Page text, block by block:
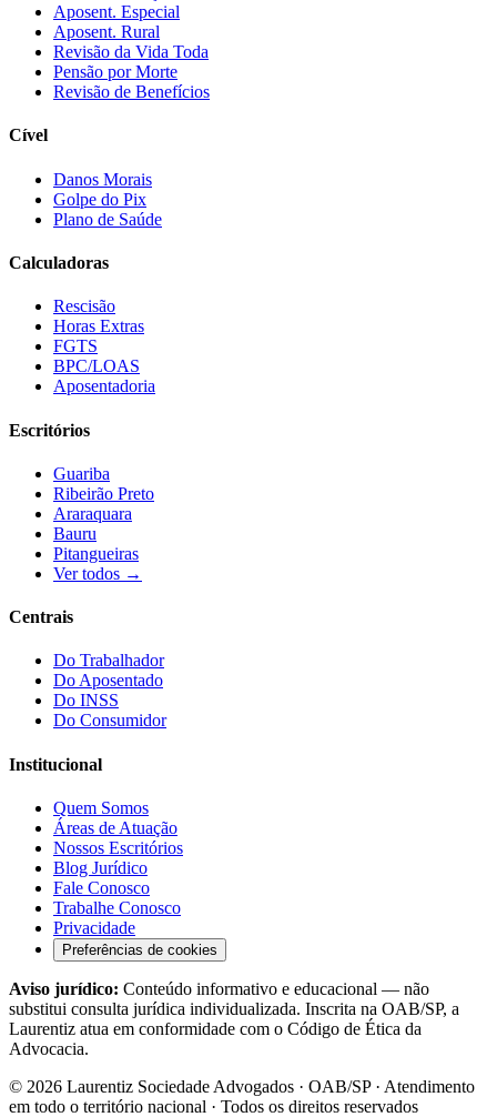
Aposent. Especial
Aposent. Rural
Revisão da Vida Toda
Pensão por Morte
Revisão de Benefícios
Cível
Danos Morais
Golpe do Pix
Plano de Saúde
Calculadoras
Rescisão
Horas Extras
FGTS
BPC/LOAS
Aposentadoria
Escritórios
Guariba
Ribeirão Preto
Araraquara
Bauru
Pitangueiras
Ver todos →
Centrais
Do Trabalhador
Do Aposentado
Do INSS
Do Consumidor
Institucional
Quem Somos
Áreas de Atuação
Nossos Escritórios
Blog Jurídico
Fale Conosco
Trabalhe Conosco
Privacidade
Preferências de cookies
Aviso jurídico: Conteúdo informativo e educacional — não
substitui consulta jurídica individualizada. Inscrita na OAB/SP, a
Laurentiz atua em conformidade com o Código de Ética da
Advocacia.
© 2026 Laurentiz Sociedade Advogados · OAB/SP · Atendimento
em todo o território nacional · Todos os direitos reservados